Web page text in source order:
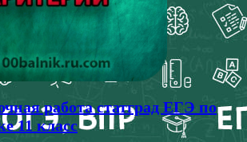
работа статград ЕГЭ по
11 класс